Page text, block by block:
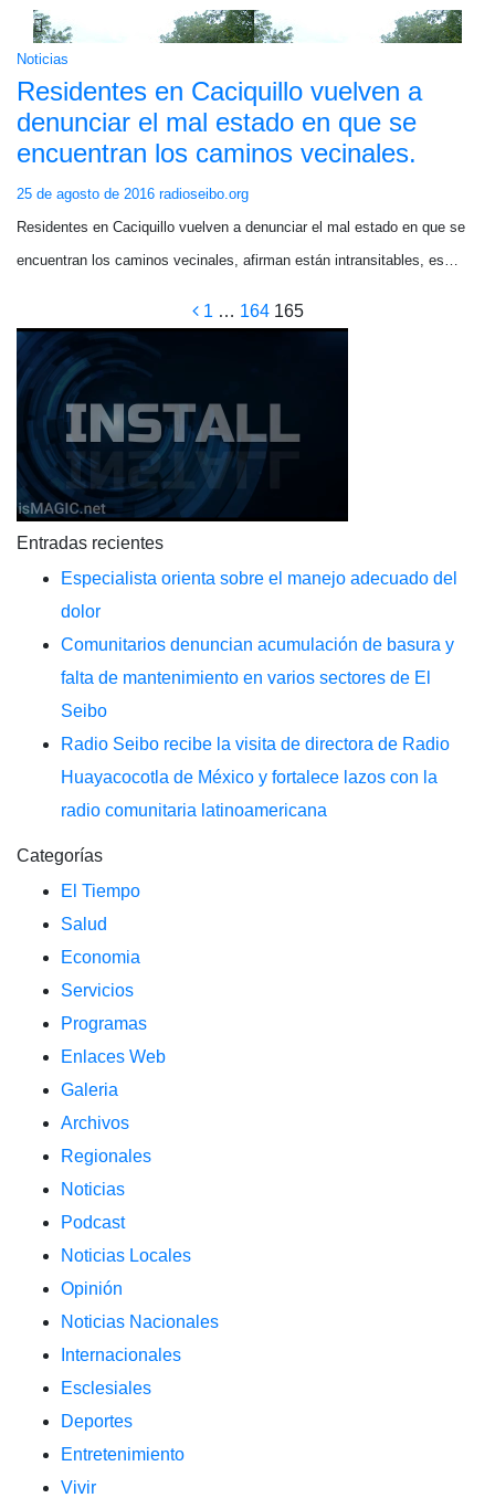
Noticias
Residentes en Caciquillo vuelven a
denunciar el mal estado en que se
encuentran los caminos vecinales.
25 de agosto de 2016 radioseibo.org
Residentes en Caciquillo vuelven a denunciar el mal estado en que se
encuentran los caminos vecinales, afirman están intransitables, es…
Paginación
entradas
1 … 164 165
Entradas recientes
Especialista orienta sobre el manejo adecuado del
dolor
Comunitarios denuncian acumulación de basura y
falta de mantenimiento en varios sectores de El
Seibo
Radio Seibo recibe la visita de directora de Radio
Huayacocotla de México y fortalece lazos con la
radio comunitaria latinoamericana
Categorías
El Tiempo
Salud
Economia
Servicios
Programas
Enlaces Web
Galeria
Archivos
Regionales
Noticias
Podcast
Noticias Locales
Opinión
Noticias Nacionales
Internacionales
Esclesiales
Deportes
Entretenimiento
Vivir